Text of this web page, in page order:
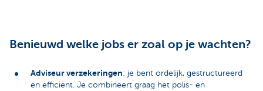
Benieuwd welke jobs er zoal op je wachten?
Adviseur verzekeringen: je bent ordelijk, gestructureerd
en efficiënt. Je combineert graag het polis- en